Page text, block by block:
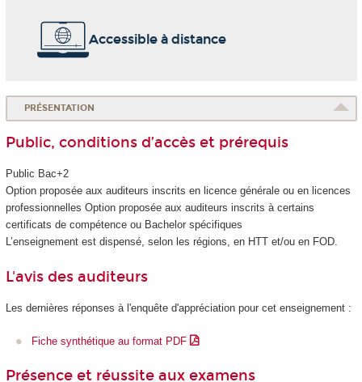
Accessible à distance
PRÉSENTATION
Public, conditions d’accès et prérequis
Public Bac+2
Option proposée aux auditeurs inscrits en licence générale ou en licences
professionnelles Option proposée aux auditeurs inscrits à certains
certificats de compétenceou Bachelor spécifiques
L’enseignement est dispensé, selon les régions, en HTTet/ou en FOD.
L'avis des auditeurs
Les dernières réponses à l'enquête d'appréciation pour cet enseignement :
Fiche synthétique au format PDF
Présence et réussite aux examens